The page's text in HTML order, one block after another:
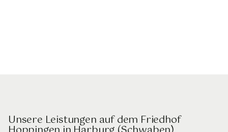
Unsere Leistungen auf dem Friedhof